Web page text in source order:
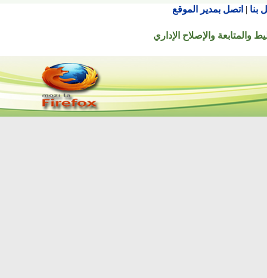
| اتصل بمدير الموقع
والإصلاح الإداري